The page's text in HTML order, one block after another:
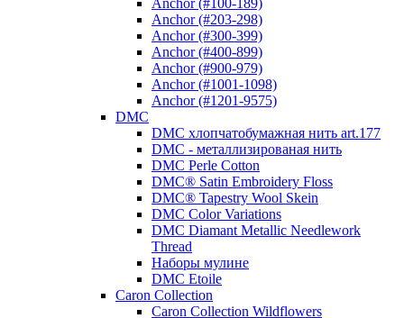
Anchor (#203-298)
Anchor (#300-399)
Anchor (#400-899)
Anchor (#900-979)
Anchor (#1001-1098)
Anchor (#1201-9575)
DMC
DMC хлопчатобумажная нить art.177
DMC - металлизированая нить
DMC Perle Cotton
DMC® Satin Embroidery Floss
DMC® Tapestry Wool Skein
DMC Color Variations
DMC Diamant Metallic Needlework
Thread
Наборы мулине
DMC Etoile
Caron Collection
Caron Collection Wildflowers